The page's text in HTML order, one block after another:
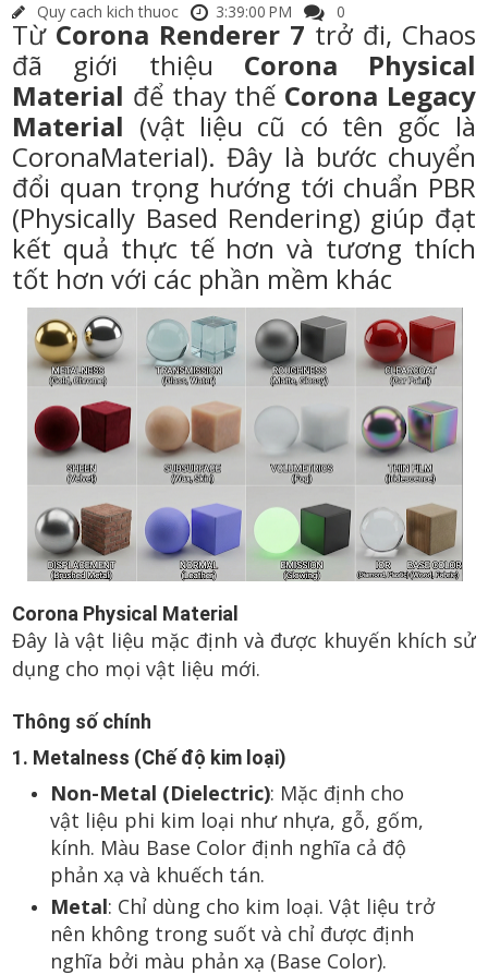
Quy cach kich thuoc 3:39:00 PM 0
Từ Corona Renderer 7 trở đi, Chaos
đã giới thiệu Corona Physical
Material để thay thế Corona Legacy
Material (vật liệu cũ có tên gốc là
CoronaMaterial). Đây là bước chuyển
đổi quan trọng hướng tới chuẩn PBR
(Physically Based Rendering) giúp đạt
kết quả thực tế hơn và tương thích
tốt hơn với các phần mềm khác
Corona Physical Material
Đây là vật liệu mặc định và được khuyến khích sử
dụng cho mọi vật liệu mới.
Thông số chính
1. Metalness (Chế độ kim loại)
Non-Metal (Dielectric): Mặc định cho
vật liệu phi kim loại như nhựa, gỗ, gốm,
kính. Màu Base Color định nghĩa cả độ
phản xạ và khuếch tán.
Metal: Chỉ dùng cho kim loại. Vật liệu trở
nên không trong suốt và chỉ được định
nghĩa bởi màu phản xạ (Base Color).